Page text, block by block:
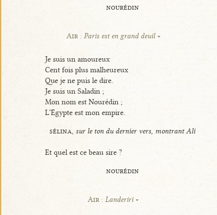
nourédin
Air : Paris est en grand deuil
Je suis un amoureux
Cent fois plus malheureux
Que je ne puis le dire.
Je suis un Saladin ;
Mon nom est Nourédin ;
L’Égypte est mon empire.
sélina, sur le ton du dernier vers, montrant Ali
Et quel est ce beau sire ?
nourédin
Air :Landeriri